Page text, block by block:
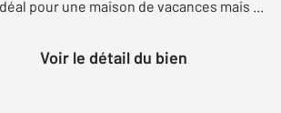
pour une maison de vacances mais ...
Voir le détail du bien